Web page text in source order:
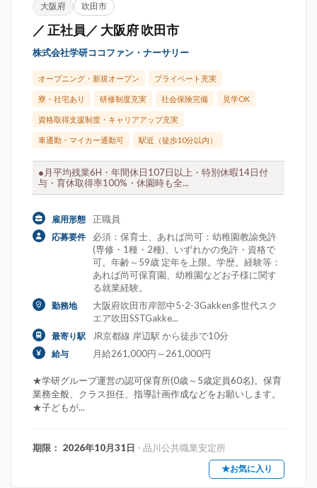
大阪府 吹田市
／ 正社員／ 大阪府 吹田市
株式会社学研ココファン・ナーサリー
オープニング・新規オープン プライベート充実
寮・社宅あり 研修制度充実 社会保険完備 見学OK
資格取得支援制度・キャリアアップ充実
車通勤・マイカー通勤可 駅近（徒歩10分以内）
●月平均残業6H・年間休日107日以上・特別休暇14日付
与・育休取得率100%・休園時も全...
雇用形態 正職員
応募要件
必須：保育士、あれば尚可：幼稚園教諭免許
(専修・1種・2種)、いずれかの免許・資格で
可。年齢～59歳 定年を上限。学歴。経験等：
あれば尚可保育園、幼稚園などお子様に関す
る就業経験。
勤務地
大阪府吹田市岸部中5-2-3Gakken多世代スク
エア吹田SSTGakke...
最寄り駅 JR京都線 岸辺駅 から徒歩で10分
給与 月給261,000円～261,000円
★学研グループ運営の認可保育所(0歳～5歳定員60名)。保育
業務全般、クラス担任、指導計画作成などをお願いします。
★子どもが...
期限： 2026年10月31日 - 品川公共職業安定所
★お気に入り